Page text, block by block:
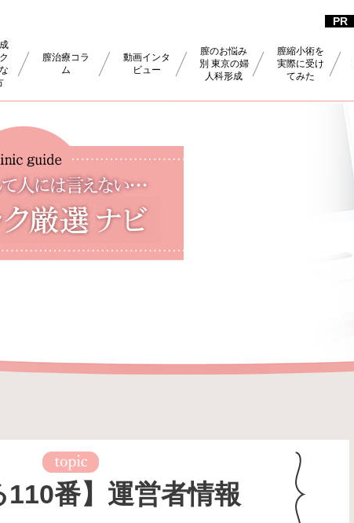
膣治療コラ
ム
動画インタ
ビュー
膣のお悩み
別 東京の婦
人科形成
膣縮小術を
実際に受け
てみた
110番】運営者情報